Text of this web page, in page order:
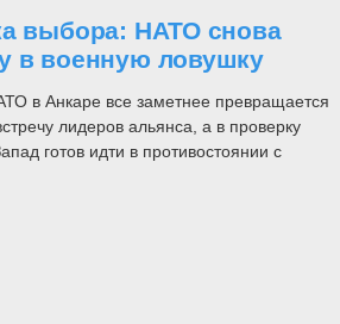
выбора: НАТО снова
в военную ловушку
в Анкаре все заметнее превращается
лидеров альянса, а в проверку
готов идти в противостоянии с